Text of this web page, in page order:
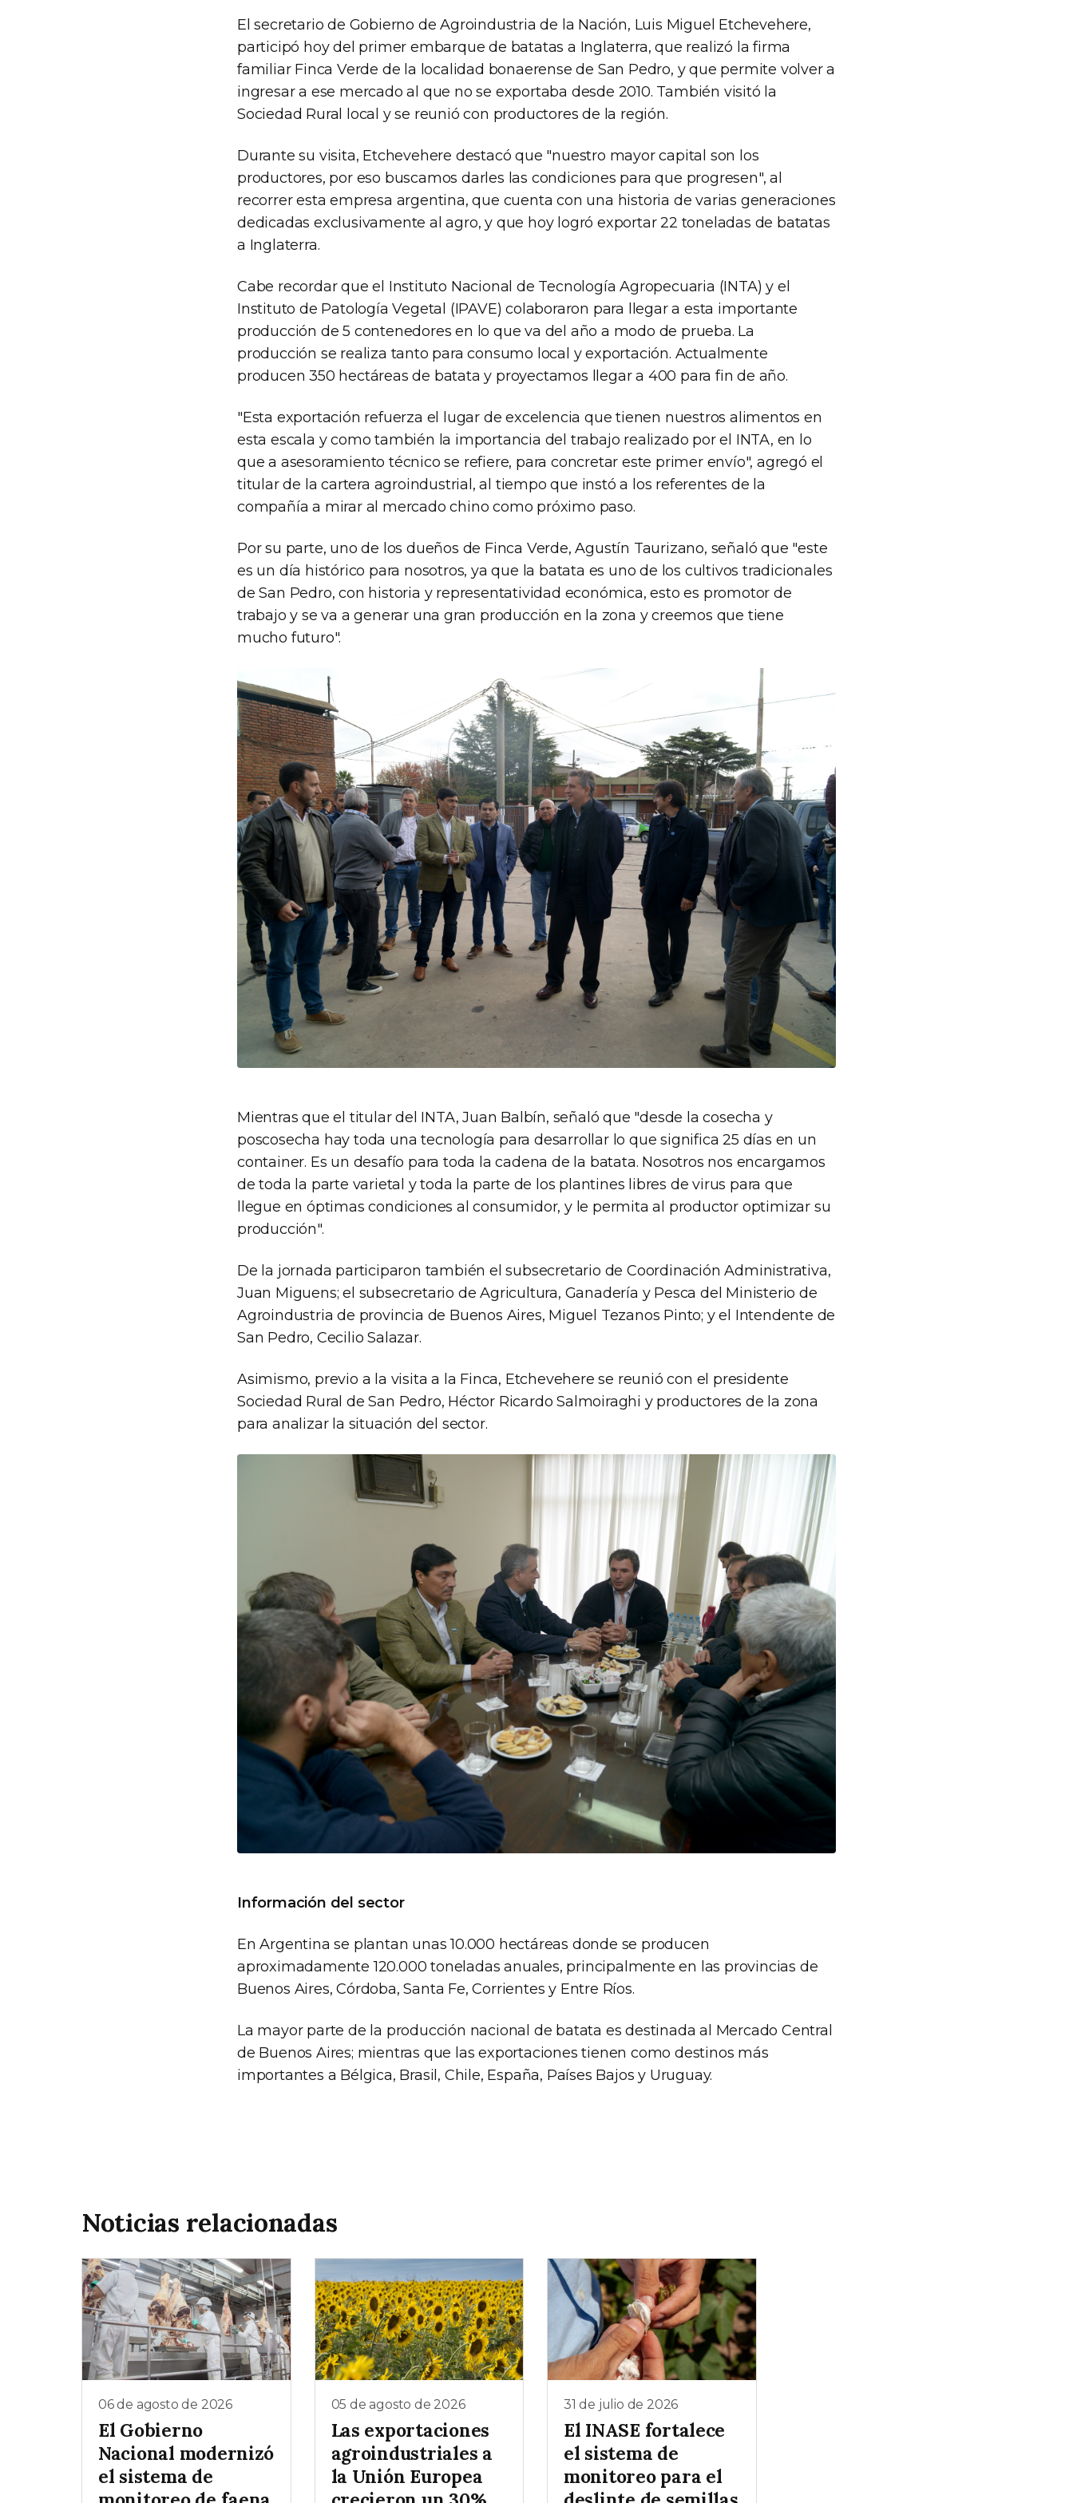
El secretario de Gobierno de Agroindustria de la Nación, Luis Miguel Etchevehere,
participó hoy del primer embarque de batatas a Inglaterra, que realizó la firma
familiar Finca Verde de la localidad bonaerense de San Pedro, y que permite volver a
ingresar a ese mercado al que no se exportaba desde 2010. También visitó la
Sociedad Rural local y se reunió con productores de la región.
Durante su visita, Etchevehere destacó que "nuestro mayor capital son los
productores, por eso buscamos darles las condiciones para que progresen", al
recorrer esta empresa argentina, que cuenta con una historia de varias generaciones
dedicadas exclusivamente al agro, y que hoy logró exportar 22 toneladas de batatas
a Inglaterra.
Cabe recordar que el Instituto Nacional de Tecnología Agropecuaria (INTA) y el
Instituto de Patología Vegetal (IPAVE) colaboraron para llegar a esta importante
producción de 5 contenedores en lo que va del año a modo de prueba. La
producción se realiza tanto para consumo local y exportación. Actualmente
producen 350 hectáreas de batata y proyectamos llegar a 400 para fin de año.
"Esta exportación refuerza el lugar de excelencia que tienen nuestros alimentos en
esta escala y como también la importancia del trabajo realizado por el INTA, en lo
que a asesoramiento técnico se refiere, para concretar este primer envío", agregó el
titular de la cartera agroindustrial, al tiempo que instó a los referentes de la
compañía a mirar al mercado chino como próximo paso.
Por su parte, uno de los dueños de Finca Verde, Agustín Taurizano, señaló que "este
es un día histórico para nosotros, ya que la batata es uno de los cultivos tradicionales
de San Pedro, con historia y representatividad económica, esto es promotor de
trabajo y se va a generar una gran producción en la zona y creemos que tiene
mucho futuro".
Mientras que el titular del INTA, Juan Balbín, señaló que "desde la cosecha y
poscosecha hay toda una tecnología para desarrollar lo que significa 25 días en un
container. Es un desafío para toda la cadena de la batata. Nosotros nos encargamos
de toda la parte varietal y toda la parte de los plantines libres de virus para que
llegue en óptimas condiciones al consumidor, y le permita al productor optimizar su
producción".
De la jornada participaron también el subsecretario de Coordinación Administrativa,
Juan Miguens; el subsecretario de Agricultura, Ganadería y Pesca del Ministerio de
Agroindustria de provincia de Buenos Aires, Miguel Tezanos Pinto; y el Intendente de
San Pedro, Cecilio Salazar.
Asimismo, previo a la visita a la Finca, Etchevehere se reunió con el presidente
Sociedad Rural de San Pedro, Héctor Ricardo Salmoiraghi y productores de la zona
para analizar la situación del sector.
Información del sector
En Argentina se plantan unas 10.000 hectáreas donde se producen
aproximadamente 120.000 toneladas anuales, principalmente en las provincias de
Buenos Aires, Córdoba, Santa Fe, Corrientes y Entre Ríos.
La mayor parte de la producción nacional de batata es destinada al Mercado Central
de Buenos Aires; mientras que las exportaciones tienen como destinos más
importantes a Bélgica, Brasil, Chile, España, Países Bajos y Uruguay.
Noticias relacionadas
06 de agosto de 2026
El Gobierno
Nacional modernizó
el sistema de
05 de agosto de 2026
Las exportaciones
agroindustriales a
la Unión Europea
31 de julio de 2026
El INASE fortalece
el sistema de
monitoreo para el